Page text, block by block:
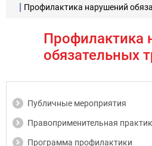
Профилактика нарушений
Профилактика
обязательных
Публичные мероприятия
Правоприменительная
Программа профилактики